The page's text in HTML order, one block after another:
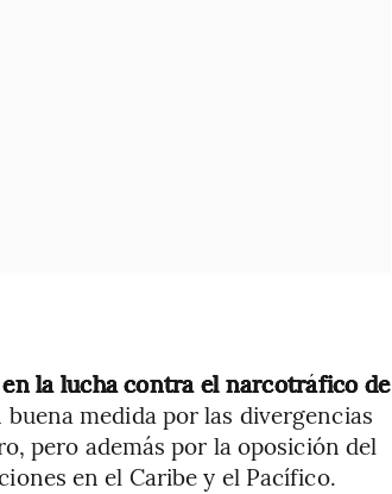
la lucha contra el narcotráfico de
medida por las divergencias
pero además por la oposición del
en el Caribe y el Pacífico.